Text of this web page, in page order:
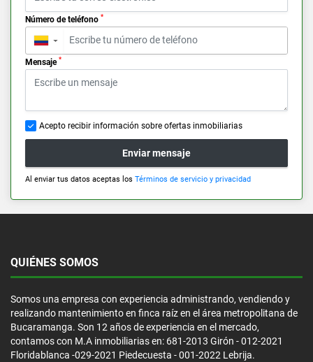
Número de teléfono *
▼
Mensaje *
Acepto recibir información sobre ofertas inmobiliarias
Enviar mensaje
Al enviar tus datos aceptas los Términos de servicio y privacidad
QUIÉNES SOMOS
Somos una empresa con experiencia administrando, vendiendo y
realizando mantenimiento en finca raíz en el área metropolitana de
Bucaramanga. Son 12 años de experiencia en el mercado,
contamos con M.A inmobiliarias en: 681-2013 Girón - 012-2021
Floridablanca -029-2021 Piedecuesta - 001-2022 Lebrija.